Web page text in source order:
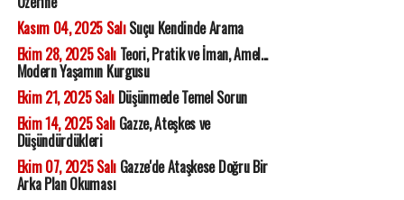
Kasım 04, 2025 SalıSuçu Kendinde Arama
Ekim 28, 2025 SalıTeori, Pratik ve İman, Amel...
Modern Yaşamın Kurgusu
Ekim 21, 2025 SalıDüşünmede Temel Sorun
Ekim 14, 2025 SalıGazze, Ateşkes ve
Düşündürdükleri
Ekim 07, 2025 SalıGazze'de Ataşkese Doğru Bir
Arka Plan Okuması